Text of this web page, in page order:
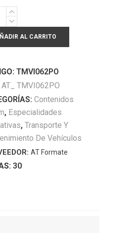
AL CARRITO
TMVI062PO
AT_ TMVI062PO
Contenidos
, Especialidades
, Transporte Y
De Vehículos
AT Formate
30